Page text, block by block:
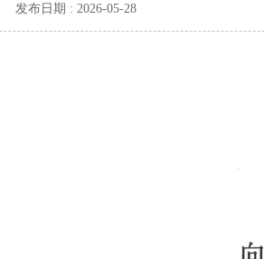
发布日期 : 2026-05-28